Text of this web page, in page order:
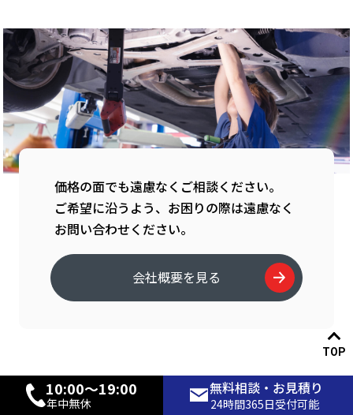
価格の面でも遠慮なくご相談ください。
ご希望に沿うよう、お困りの際は遠慮なく
お問い合わせください。
会社概要を見る
10:00〜19:00
年中無休
無料相談・お見積り
24時間365日受付可能
TOP